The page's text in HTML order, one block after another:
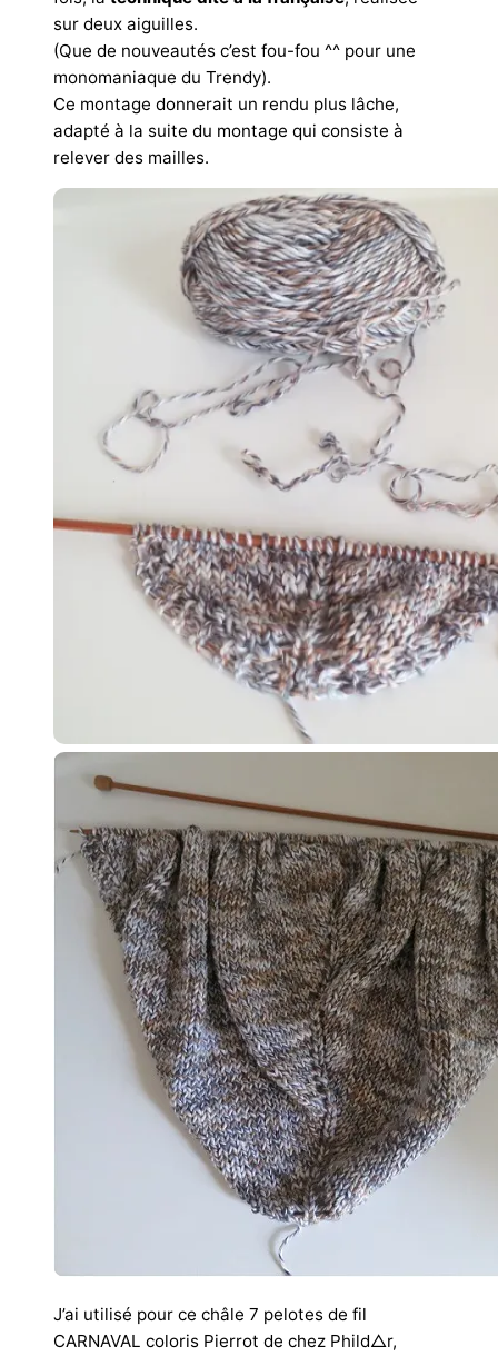
sur deux aiguilles.
(Que de nouveautés c’est fou-fou ^^ pour une
monomaniaque du Trendy).
Ce montage donnerait un rendu plus lâche,
adapté à la suite du montage qui consiste à
relever des mailles.
J’ai utilisé pour ce châle 7 pelotes de fil
CARNAVAL coloris Pierrot de chez Phild△r,